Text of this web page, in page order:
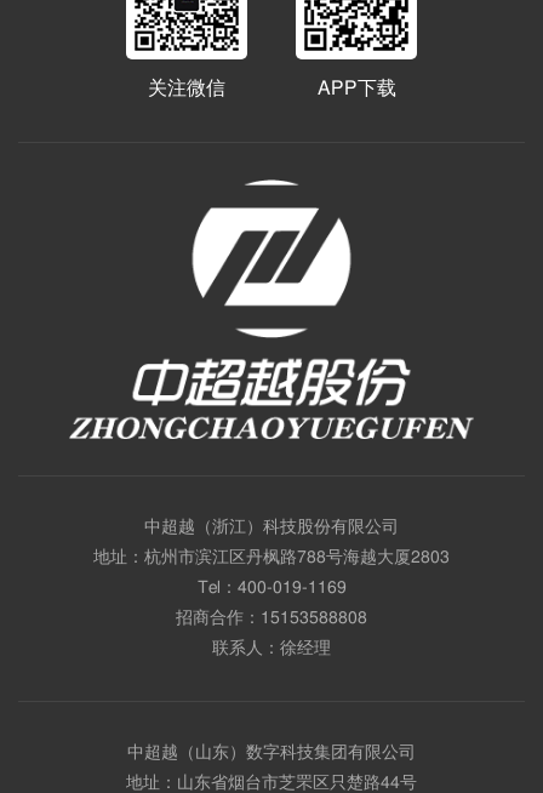
关注微信 APP下载
中超越（浙江）科技股份有限公司
地址：杭州市滨江区丹枫路788号海越大厦2803
Tel： 400-019-1169
招商合作： 15153588808
联系人：徐经理
中超越（山东）数字科技集团有限公司
地址：山东省烟台市芝罘区只楚路44号